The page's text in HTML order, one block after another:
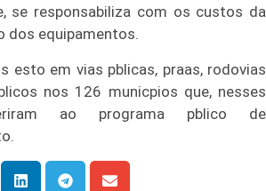
se responsabiliza com os custos da
dos equipamentos.
esto em vias pblicas, praas, rodovias
nos 126 municpios que, nesses
ao programa pblico de